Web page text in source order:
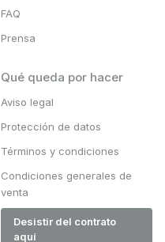
FAQ
Prensa
Qué queda por hacer
Aviso legal
Protección de datos
Términos y condiciones
Condiciones generales de
venta
Desistir del contrato
aquí